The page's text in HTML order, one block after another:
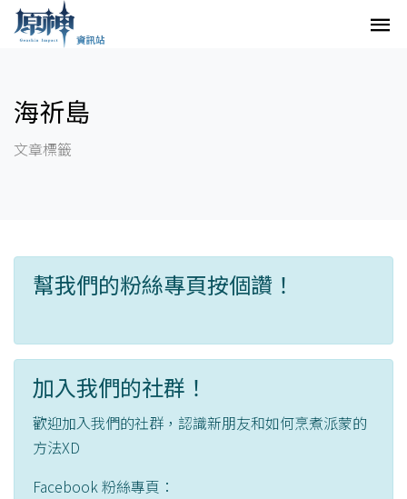
海祈島
文章標籤
幫我們的粉絲專頁按個讚！
加入我們的社群！
歡迎加入我們的社群，認識新朋友和如何烹煮派蒙的
方法XD
Facebook 粉絲專頁：